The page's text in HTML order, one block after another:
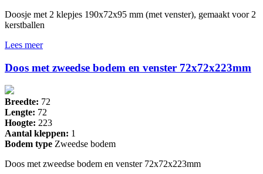
Doosje met 2 klepjes 190x72x95 mm (met venster), gemaakt voor 2
kerstballen
Lees meer
Doos met zweedse bodem en venster 72x72x223mm
Breedte: 72
Lengte: 72
Hoogte: 223
Aantal kleppen: 1
Bodem type Zweedse bodem
Doos met zweedse bodem en venster 72x72x223mm